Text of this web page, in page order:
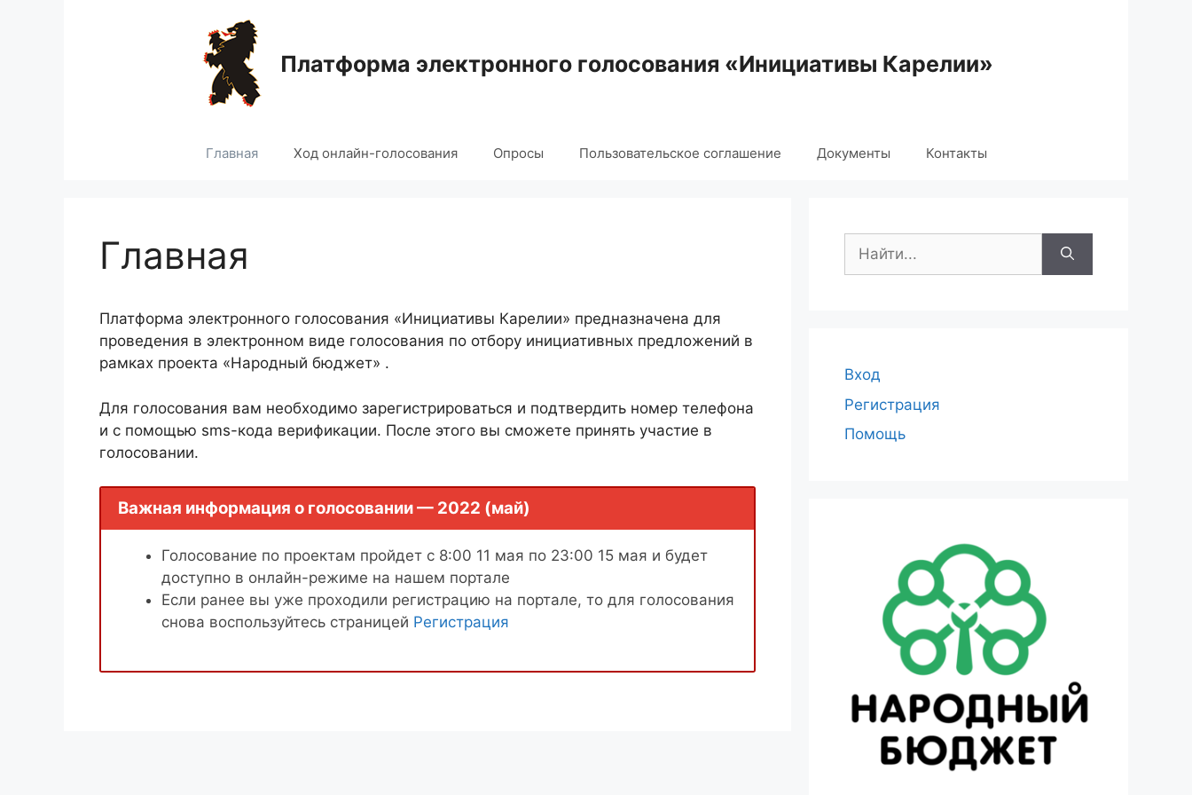
Платформа электронного голосования «Инициативы Карелии»
Главная Ход онлайн-голосования Опросы Пользовательское соглашение Документы Контакты
Главная
Платформа электронного голосования «Инициативы Карелии» предназначена для
проведения в электронном виде голосования по отбору инициативных предложений в
рамках проекта «Народный бюджет» .
Для голосования вам необходимо зарегистрироваться и подтвердить номер телефона
и с помощью sms-кода верификации. После этого вы сможете принять участие в
голосовании.
Важная информация о голосовании — 2022 (май)
Голосование по проектам пройдет с 8:00 11 мая по 23:00 15 мая и будет
доступно в онлайн-режиме на нашем портале
Если ранее вы уже проходили регистрацию на портале, то для голосования
снова воспользуйтесь страницей Регистрация
Поиск:
Вход
Регистрация
Помощь